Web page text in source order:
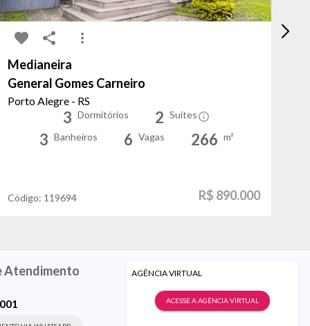
Medianeira
General Gomes Carneiro
Porto Alegre - RS
3 Dormitórios 2 Suítes
3 Banheiros 6 Vagas 266 m²
Código: 119694 R$ 890.000
Atendimento AGÊNCIA VIRTUAL
ACESSE A AGÊNCIA VIRTUAL